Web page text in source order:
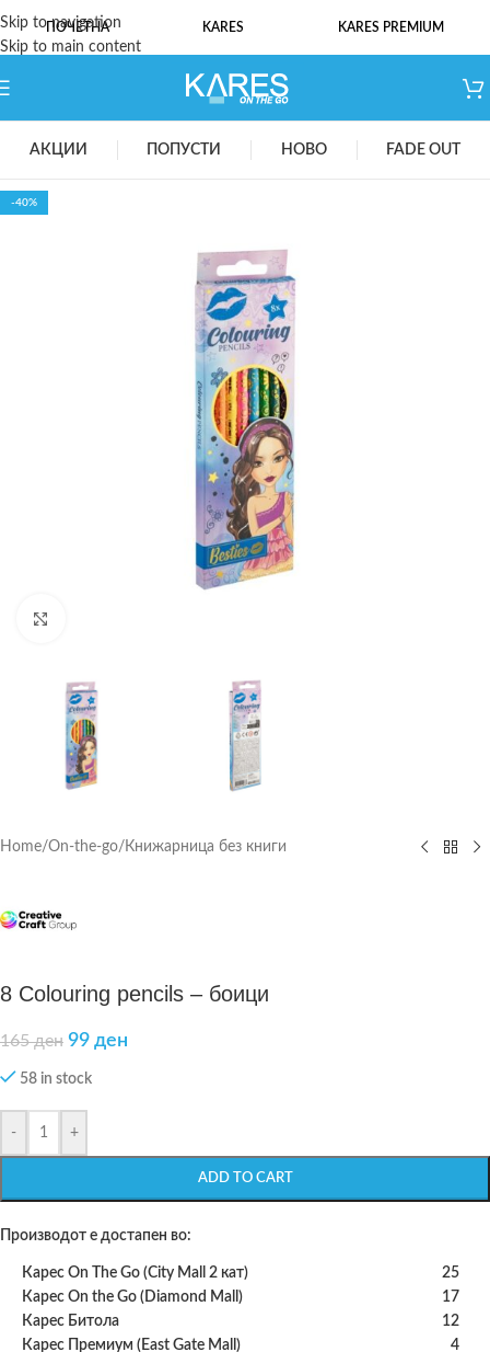
Skip to navigation
Skip to main content
ПОЧЕТНА KARES KARES PREMIUM
АКЦИИ ПОПУСТИ НОВО FADE OUT
-40%
Home/On-the-go/ Книжарница без книги
8 Colouring pencils – боици
165ден 99 ден
58 in stock
- +
ADD TO CART
Производот е достапен во:
Карес On The Go (City Mall 2 кат)
25
Карес On the Go (Diamond Mall)
17
Карес Битола
12
Карес Премиум (East Gate Mall)
4